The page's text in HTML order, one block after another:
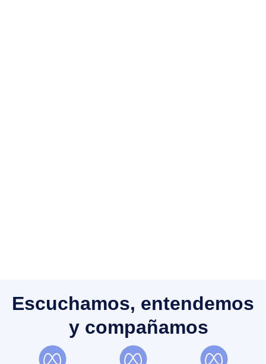
Escuchamos, entendemos
y compañamos